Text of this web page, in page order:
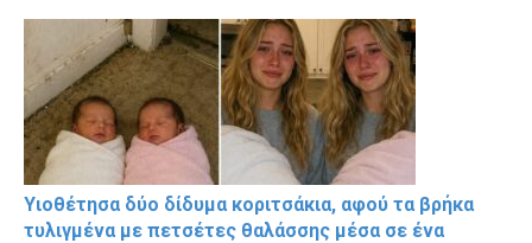
Υιοθέτησα δύο δίδυμα κοριτσάκια, αφού τα βρήκα
τυλιγμένα με πετσέτες θαλάσσης μέσα σε ένα